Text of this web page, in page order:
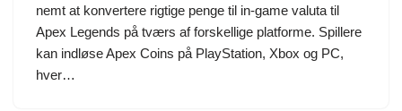
nemt at konvertere rigtige penge til in-game valuta til
Apex Legends på tværs af forskellige platforme. Spillere
kan indløse Apex Coins på PlayStation, Xbox og PC,
hver…